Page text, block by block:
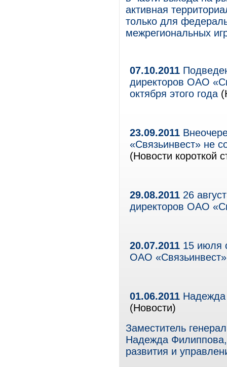
активная
только для
межрегиональных
07.10.2011
директоров ОАО
октября этого года
23.09.2011
«Связьинвест» не
(Новости короткой
29.08.2011 26
директоров ОАО
20.07.2011 15 июля
ОАО
01.06.2011 Надежда
(Новости)
Заместитель
Надежда Филиппова,
развития и